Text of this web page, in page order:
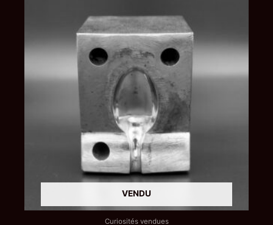
Curiosités vendues